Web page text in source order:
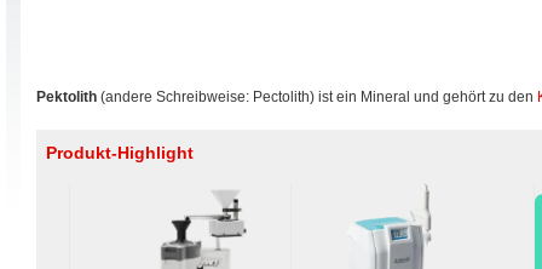
Pektolith (andere Schreibweise: Pectolith) ist ein Mineral und gehört zu den
Produkt-Highlight